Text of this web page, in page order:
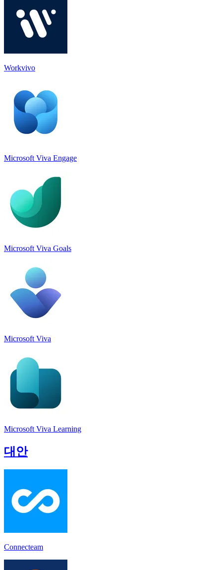
Workvivo
Microsoft Viva Engage
Microsoft Viva Goals
Microsoft Viva
Microsoft Viva Learning
대안
Connecteam